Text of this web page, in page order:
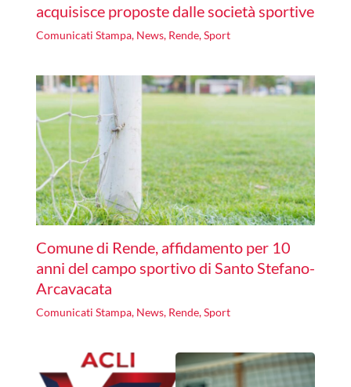
acquisisce proposte dalle società sportive
Comunicati Stampa, News, Rende,Sport
Comune di Rende, affidamento per 10
anni del campo sportivo di Santo Stefano-
Arcavacata
Comunicati Stampa, News, Rende,Sport